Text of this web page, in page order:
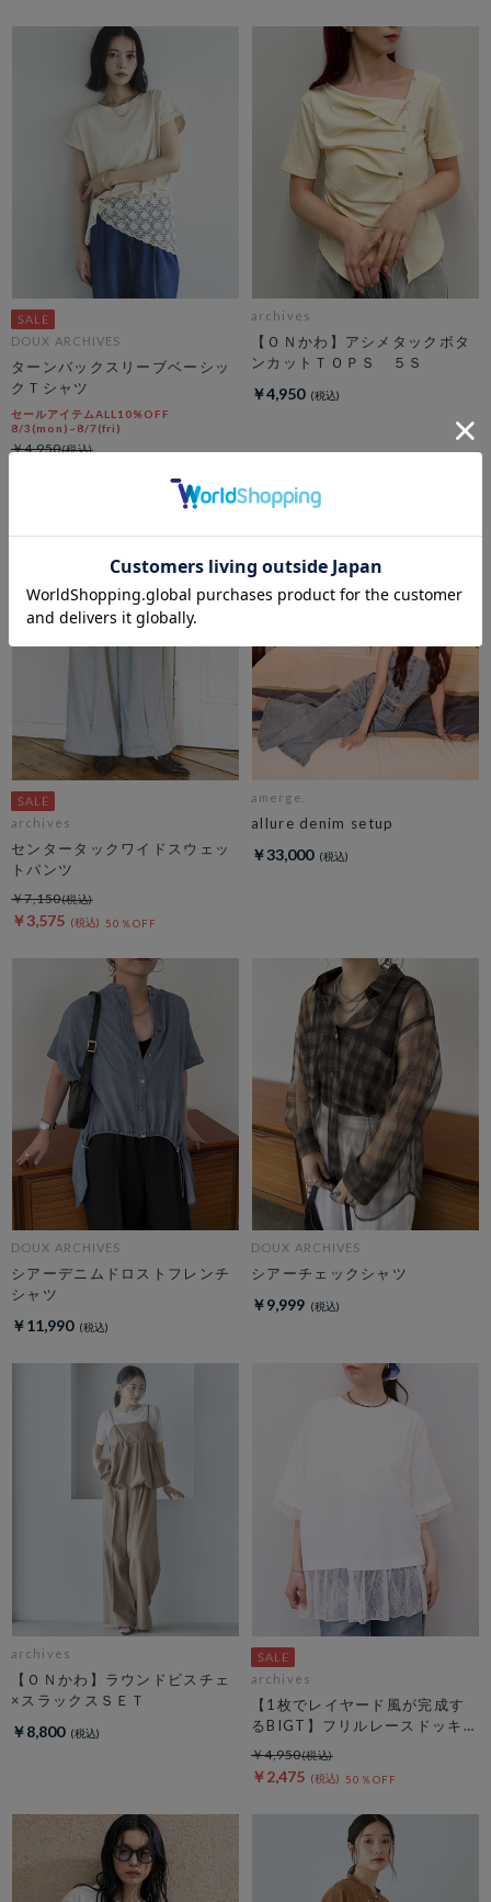
DOUX ARCHIVES
ターンバックスリーブベーシッ
クＴシャツ
セールアイテムALL10%OFF
8/3(mon)~8/7(fri)
￥4,950
archives
【ＯＮかわ】アシメタックボタ
ンカットＴＯＰＳ ５Ｓ
￥4,950
archives
センタータックワイドスウェッ
トパンツ
￥3,575 50％OFF
￥7,150
amerge.
allure denim setup
￥33,000
DOUX ARCHIVES
シアーデニムドロストフレンチ
シャツ
￥11,990
DOUX ARCHIVES
シアーチェックシャツ
￥9,999
archives
【ＯＮかわ】ラウンドビスチェ
×スラックスＳＥＴ
￥8,800
archives
【1枚でレイヤード風が完成す
るBIGT】フリルレースドッキン
グＢＩＧＴＥＥ
￥2,475 50％OFF
￥4,950